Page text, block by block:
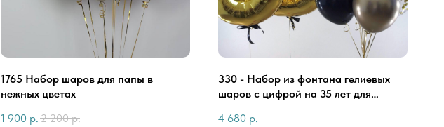
1765 Набор шаров для папы в
нежных цветах
1 900 р. 2 200 р.
330 - Набор из фонтана гелиевых
шаров с цифрой на 35 лет для
4 680 р.